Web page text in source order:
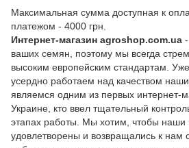
Максимальная сумма доступная к
платежом - 4000 грн.
Интернет-магазин agroshop.com.ua
ваших семян, поэтому мы всегда
высоким европейским стандартам.
усердно работаем над качеством
являемся одним из первых интернет-
Украине, кто ввел тщательный
этапах работы. Мы хотим, чтобы наши
удовлетворены и возвращались к нам